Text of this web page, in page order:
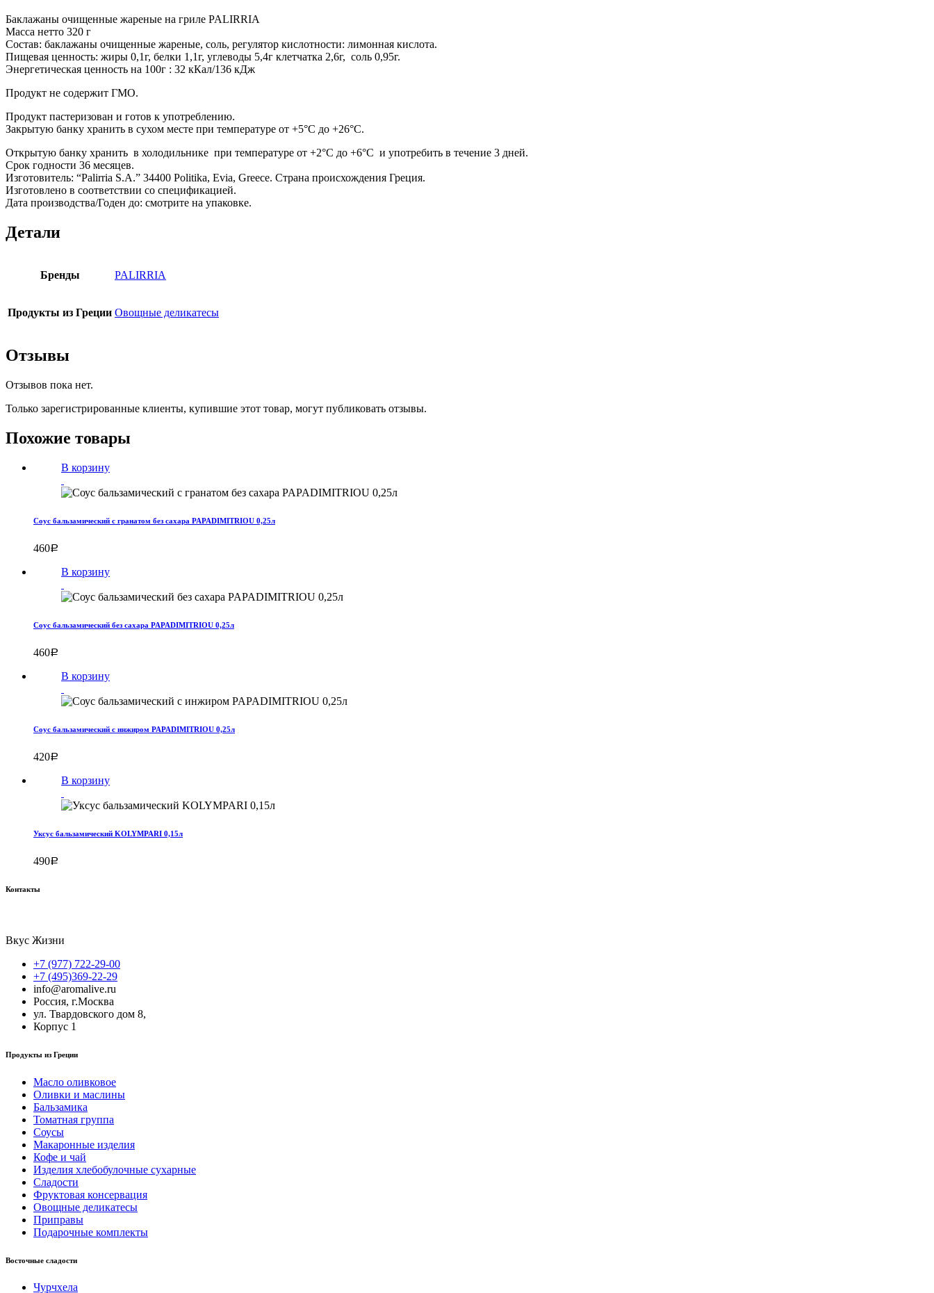
Баклажаны очищенные жареные на гриле PALIRRIA
Масса нетто 320 г
Состав: баклажаны очищенные жареные, соль, регулятор кислотности: лимонная кислота.
Пищевая ценность: жиры 0,1г, белки 1,1г, углеводы 5,4г клетчатка 2,6г, соль 0,95г.
Энергетическая ценность на 100г : 32 кКал/136 кДж
Продукт не содержит ГМО.
Продукт пастеризован и готов к употреблению.
Закрытую банку хранить в сухом месте при температуре от +5°С до +26°С.
Открытую банку хранить в холодильнике при температуре от +2°С до +6°С и употребить в течение 3 дней.
Срок годности 36 месяцев.
Изготовитель: “Palirria S.A.” 34400 Politika, Evia, Greece. Страна происхождения Греция.
Изготовлено в соответствии со спецификацией.
Дата производства/Годен до: смотрите на упаковке.
Детали
Бренды PALIRRIA
Продукты из Греции Овощные деликатесы
Отзывы
Отзывов пока нет.
Только зарегистрированные клиенты, купившие этот товар, могут публиковать отзывы.
Похожие товары
В корзину
Соус бальзамический с гранатом без сахара PAPADIMITRIOU 0,25л
460Р
В корзину
Соус бальзамический без сахара PAPADIMITRIOU 0,25л
460Р
В корзину
Соус бальзамический с инжиром PAPADIMITRIOU 0,25л
420Р
В корзину
Уксус бальзамический KOLYMPARI 0,15л
490Р
Контакты
Вкус Жизни
+7 (977) 722-29-00
+7 (495)369-22-29
info@aromalive.ru
Россия, г.Москва
ул. Твардовского дом 8,
Корпус 1
Продукты из Греции
Масло оливковое
Оливки и маслины
Бальзамика
Томатная группа
Соусы
Макаронные изделия
Кофе и чай
Изделия хлебобулочные сухарные
Сладости
Фруктовая консервация
Овощные деликатесы
Приправы
Подарочные комплекты
Восточные сладости
Чурчхела